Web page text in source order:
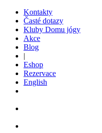
Kontakty
Časté dotazy
Kluby Domu jógy
Akce
Blog
|
Eshop
Rezervace
English